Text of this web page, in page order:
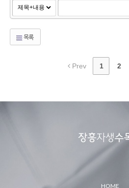
목록
Prev 1 2
HOME